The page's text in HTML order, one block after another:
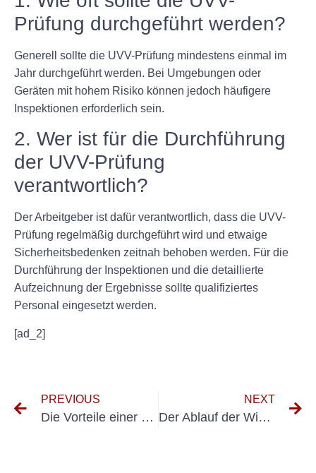
Prüfung durchgeführt werden?
Generell sollte die UVV-Prüfung mindestens einmal im
Jahr durchgeführt werden. Bei Umgebungen oder
Geräten mit hohem Risiko können jedoch häufigere
Inspektionen erforderlich sein.
2. Wer ist für die Durchführung
der UVV-Prüfung
verantwortlich?
Der Arbeitgeber ist dafür verantwortlich, dass die UVV-
Prüfung regelmäßig durchgeführt wird und etwaige
Sicherheitsbedenken zeitnah behoben werden. Für die
Durchführung der Inspektionen und die detaillierte
Aufzeichnung der Ergebnisse sollte qualifiziertes
Personal eingesetzt werden.
[ad_2]
PREVIOUS
Die Vorteile einer regelmäßigen UVV-Prüfung für Elektrogeräte
NEXT
Der Ablauf der Wiederholungsprüfung VDE 0702: Ein umfassender Leitfaden